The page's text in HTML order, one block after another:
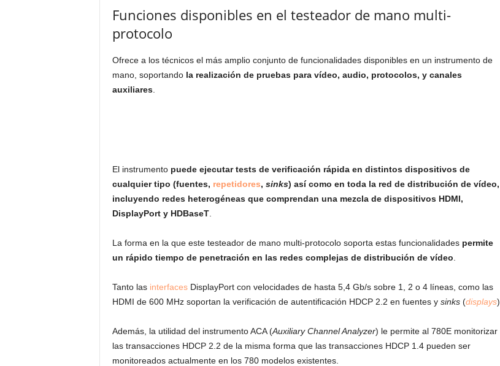
Funciones disponibles en el testeador de mano multi-
protocolo
Ofrece a los técnicos el más amplio conjunto de funcionalidades disponibles en un instrumento de
mano, soportando la realización de pruebas para vídeo, audio, protocolos, y canales
auxiliares.
El instrumento puede ejecutar tests de verificación rápida en distintos dispositivos de
cualquier tipo (fuentes, repetidores, sinks) así como en toda la red de distribución de vídeo,
incluyendo redes heterogéneas que comprendan una mezcla de dispositivos HDMI,
DisplayPort y HDBaseT.
La forma en la que este testeador de mano multi-protocolo soporta estas funcionalidades permite
un rápido tiempo de penetración en las redes complejas de distribución de vídeo
Tanto las interfacesDisplayPort con velocidades de hasta 5,4 Gb/s sobre 1, 2 o 4 líneas, como las
HDMI de 600 MHz soportan la verificación de autentificación HDCP 2.2 en fuentes y sinks(displays).
Además, la utilidad del instrumento ACA (Auxiliary Channel Analyzer) le permite al 780E monitorizar
las transacciones HDCP 2.2 de la misma forma que las transacciones HDCP 1.4 pueden ser
monitoreados actualmente en los 780 modelos existentes.